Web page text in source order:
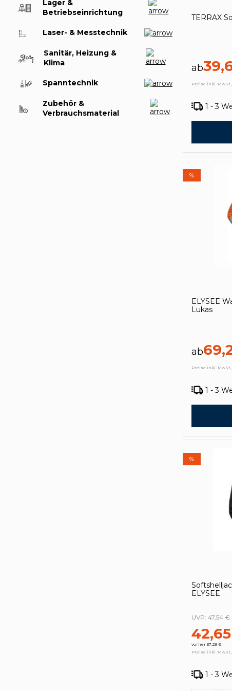
Lager &
Betriebseinrichtung
Laser- & Messtechnik
Sanitär, Heizung &
Klima
Spanntechnik
Zubehör &
Verbrauchsmaterial
TERRAX
ab
Preise inkl.
1 - 3
%
ELYSEE
Lukas
ab
Preise inkl.
1 - 3
%
ELYSEE
vorher 37,29 €
UVP: 47,54 €
Preise inkl.
1 - 3